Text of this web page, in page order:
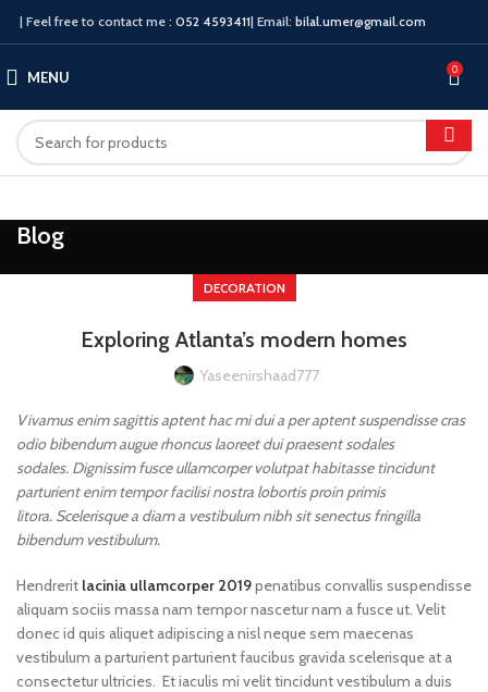
| Feel free to contact me : 052 4593411| Email: bilal.umer@gmail.com
MENU 0
Blog
DECORATION
Exploring Atlanta’s modern homes
Yaseenirshaad777
Vivamus enim sagittis aptent hac mi dui a per aptent suspendisse cras
odio bibendum augue rhoncus laoreet dui praesent sodales
sodales. Dignissim fusce ullamcorper volutpat habitasse tincidunt
parturient enim tempor facilisi nostra lobortis proin primis
litora. Scelerisque a diam a vestibulum nibh sit senectus fringilla
bibendum vestibulum.
Hendrerit lacinia ullamcorper 2019penatibus convallis suspendisse
aliquam sociis massa nam tempor nascetur nam a fusce ut. Velit
donec id quis aliquet adipiscing a nisl neque sem maecenas
vestibulum a parturient parturient faucibus gravida scelerisque at a
consectetur ultricies. Et iaculis mi velit tincidunt vestibulum a duis